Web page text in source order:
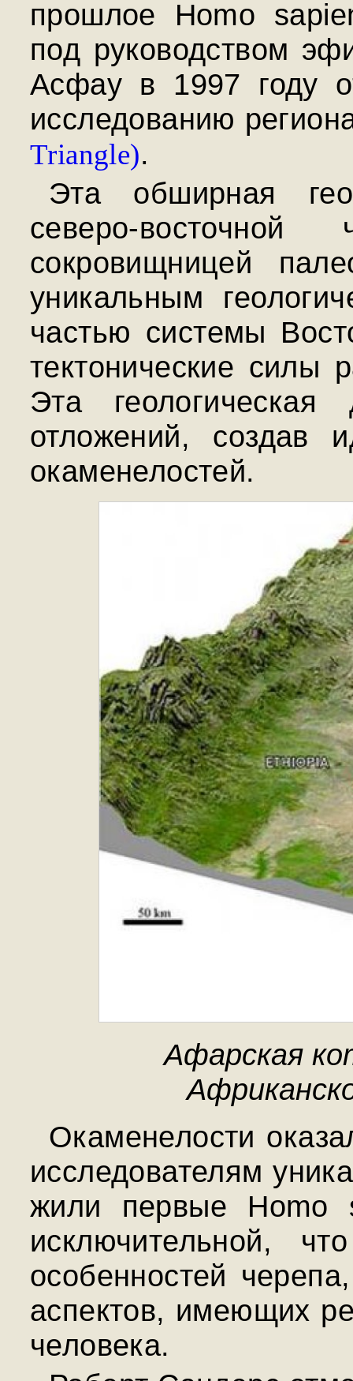
прошлое Homo
под руководством
Асфау в 1997 году
исследованию
Triangle).
Эта обширная
северо-
сокровищницей
уникальным
частью системы
тектонические силы
Эта
отложений, создав
окаменелостей.
Афарская
Окаменелости
исследователям
жили первые Homo
исключительной,
особенностей
аспектов, имеющих
человека.